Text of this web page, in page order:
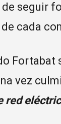
seguir
cada
vez
red